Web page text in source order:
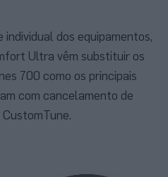
individual dos equipamentos,
Ultra vêm substituir os
700 como os principais
com cancelamento de